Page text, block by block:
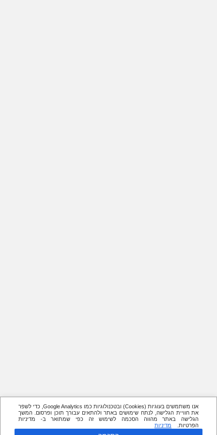
אנו משתמשים בעוגיות (Cookies) ובטכנולוגיות כמו Google Analytics, כדי לשפר
את חוויית הגלישה, לנתח שימושים באתר ולהתאים עבורך תוכן ופרסום. המשך
הגלישה באתר מהווה הסכמה לשימוש זה כפי שמתואר ב- מדיניות
הפרטיות.
מדיניות